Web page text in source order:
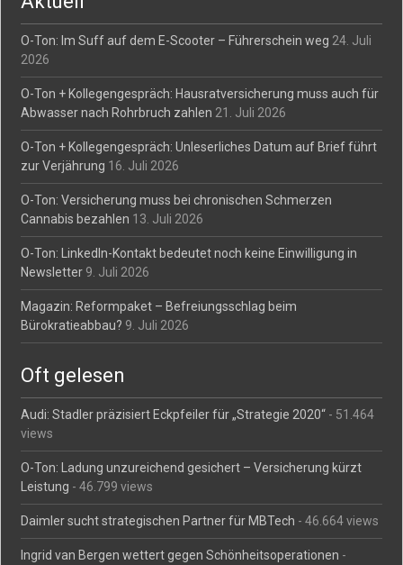
O-Ton: Im Suff auf dem E-Scooter – Führerschein weg 24. Juli
2026
O-Ton + Kollegengespräch: Hausratversicherung muss auch für
Abwasser nach Rohrbruch zahlen 21. Juli 2026
O-Ton + Kollegengespräch: Unleserliches Datum auf Brief führt
zur Verjährung 16. Juli 2026
O-Ton: Versicherung muss bei chronischen Schmerzen
Cannabis bezahlen 13. Juli 2026
O-Ton: LinkedIn-Kontakt bedeutet noch keine Einwilligung in
Newsletter 9. Juli 2026
Magazin: Reformpaket – Befreiungsschlag beim
Bürokratieabbau? 9. Juli 2026
Oft gelesen
Audi: Stadler präzisiert Eckpfeiler für „Strategie 2020“ - 51.464
views
O-Ton: Ladung unzureichend gesichert – Versicherung kürzt
Leistung - 46.799 views
Daimler sucht strategischen Partner für MBTech - 46.664 views
Ingrid van Bergen wettert gegen Schönheitsoperationen -